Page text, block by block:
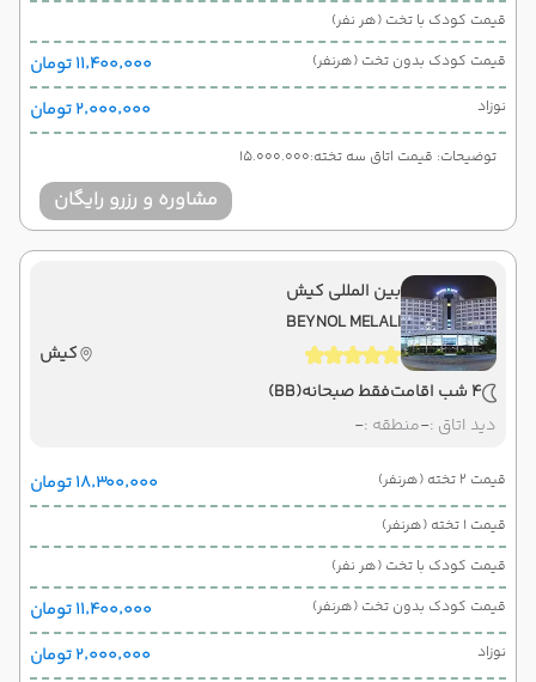
قیمت کودک با تخت (هر نفر)
قیمت کودک بدون تخت (هرنفر)
۱۱٬۴۰۰٬۰۰۰ تومان
نوزاد ۲٬۰۰۰٬۰۰۰ تومان
توضیحات: قیمت اتاق سه تخته:15.000.000
مشاوره و رزرو رایگان
بین المللی کیش
BEYNOL MELALI
کیش
4 شب اقامت
فقط صبحانه(BB)
دید اتاق :-منطقه :-
قیمت 2 تخته (هرنفر) ۱۸٬۳۰۰٬۰۰۰ تومان
قیمت 1 تخته (هرنفر)
قیمت کودک با تخت (هر نفر)
قیمت کودک بدون تخت (هرنفر)
۱۱٬۴۰۰٬۰۰۰ تومان
نوزاد ۲٬۰۰۰٬۰۰۰ تومان